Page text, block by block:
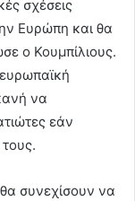
σχέσεις
Ευρώπη και θα
ο Κουμπίλιους.
να
εάν
συνεχίσουν να